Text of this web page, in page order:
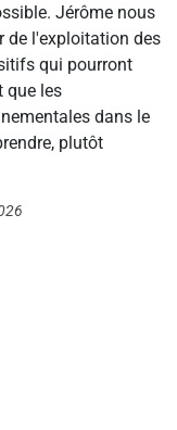
Jérôme nous
de l'exploitation des
qui pourront
que les
dans le
plutôt